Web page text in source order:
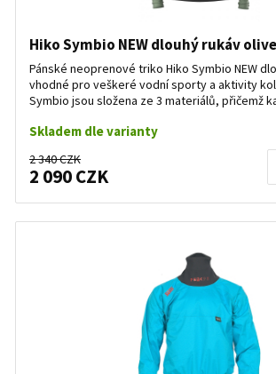
Hiko Symbio NEW dlouhý rukáv olive
Pánské neoprenové triko Hiko Symbio NEW
vhodné pro veškeré vodní sporty a aktivity
Symbio jsou složena ze 3 materiálů, přičemž
Skladem dle varianty
2 340 CZK
2 090 CZK